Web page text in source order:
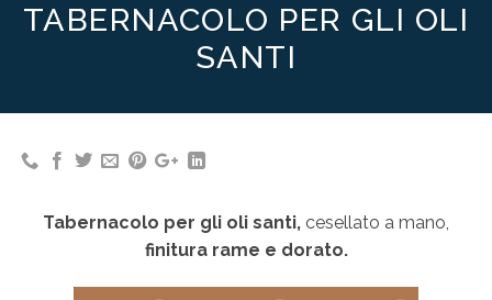
TABERNACOLO PER GLI OLI
SANTI
Tabernacolo per gli oli santi, cesellato a mano,
finitura rame e dorato.